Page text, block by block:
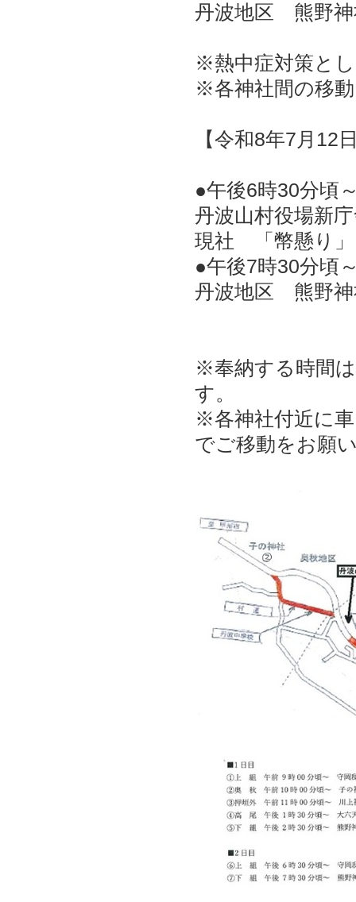
丹波地区 熊野
※熱中症対策と
※各神社間の移
【令和8年7月12
●午後6時30分頃
丹波山村役場新
現社 「幣懸り」
●午後7時30分頃
丹波地区 熊野
※奉納する時間
す。
※各神社付近に
でご移動をお願